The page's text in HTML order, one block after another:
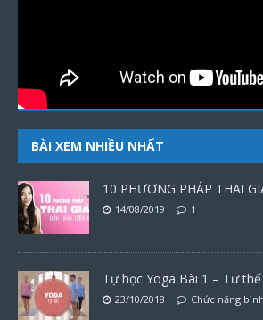
BÀI XEM NHIỀU NHẤT
10 PHƯƠNG PHÁP THAI
14/08/2019 1
Tự học Yoga Bài 1 – Tư
23/10/2018 Chức năng